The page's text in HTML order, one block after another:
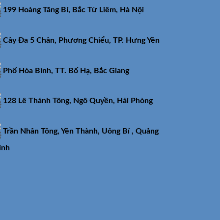
199 Hoàng Tăng Bí, Bắc Từ Liêm, Hà Nội
Cây Đa 5 Chân, Phương Chiểu, TP. Hưng Yên
Phố Hòa Bình, TT. Bố Hạ, Bắc Giang
128 Lê Thánh Tông, Ngô Quyền, Hải Phòng
Trần Nhân Tông, Yên Thành, Uông Bí , Quảng